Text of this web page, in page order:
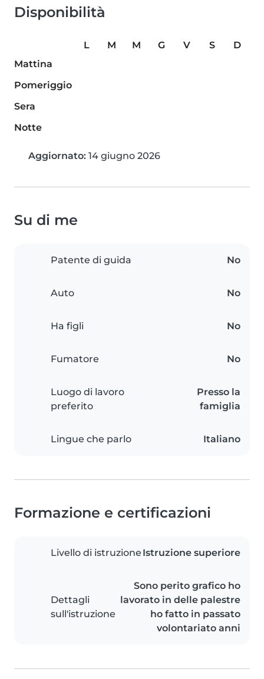
Disponibilità
L M M G V S
D
Mattina
Pomeriggio
Sera
Notte
Aggiornato: 14 giugno 2026
Su di me
Patente di guida No
Auto No
Ha figli No
Fumatore No
Luogo di lavoro
preferito
Presso la
famiglia
Lingue che parlo Italiano
Formazione e certificazioni
Livello di istruzione Istruzione superiore
Dettagli
sull'istruzione
Sono perito grafico ho
lavorato in delle palestre
ho fatto in passato
volontariato anni